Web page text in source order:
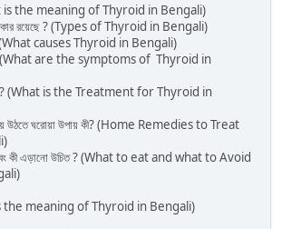
is the meaning of Thyroid in Bengali)
রয়েছে ? (Types of Thyroid in Bengali)
(What causes Thyroid in Bengali)
(What are the symptoms of Thyroid in
কী? (What is the Treatment for Thyroid in
উঠতে ঘরোয়া উপায় কী? (Home Remedies to Treat
এবং কী এড়ানো উচিত ? (What to eat and what to Avoid
is the meaning of Thyroid in Bengali)